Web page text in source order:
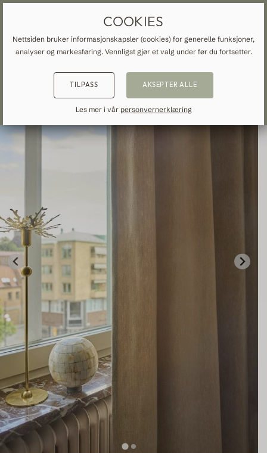
MADE-TO-MEASURE
ALLE GARDINER OG DRAPERINGER
Bomull
Moderne
Hotellgardiner
Fabric samples
ABOUT VEOLIN
ALLE GARDINER OG DRAPERINGER
COOKIES
Nettsiden bruker informasjonskapsler (cookies) for generelle funksjoner,
analyser og markesføring. Vennligst gjør et valg under før du fortsetter.
TILPASS AKSEPTER ALLE
Les mer i vår personvernerklæring